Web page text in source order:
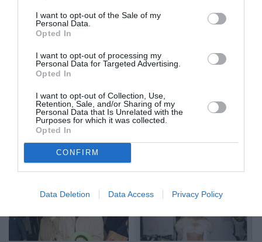
I want to opt-out of the Sale of my
Personal Data.
Opted In
I want to opt-out of processing my
Personal Data for Targeted Advertising.
Opted In
I want to opt-out of Collection, Use,
Retention, Sale, and/or Sharing of my
Personal Data that Is Unrelated with the
Purposes for which it was collected.
Opted In
CONFIRM
Data Deletion Data Access Privacy Policy
RELATED STORY
Meghan Markle για τις κατηγορίες
bullying: “Έχω γίνει στόχος
MORE FROM
CELEBRITIES